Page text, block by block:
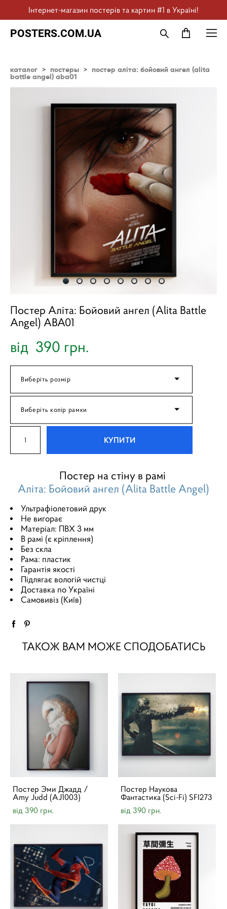
Інтернет-магазин постерів та картин #1 в Україні!
POSTERS.COM.UA
каталог > постеры > постер аліта: бойовий ангел (alita
battle angel) aba01
Постер Аліта: Бойовий ангел (Alita Battle
Angel) ABA01
від 390 грн.
Виберіть розмір
Виберіть колір рамки
КУПИТИ
Постер на стіну в рамі
Аліта: Бойовий ангел (Alita Battle Angel)
Ультрафіолетовий друк
Не вигорає
Матеріал: ПВХ 3 мм
В рамі (є кріплення)
Без скла
Рама: пластик
Гарантія якості
Підлягає вологій чистці
Доставка по Україні
Самовивіз (Київ)
ТАКОЖ ВАМ МОЖЕ СПОДОБАТИСЬ
Постер Эми Джадд /
Amy Judd (AJ1003)
від 390 грн.
Постер Наукова
Фантастика (Sci-Fi) SFI273
від 390 грн.